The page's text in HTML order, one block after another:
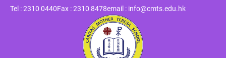
Tel : 2310 0440Fax : 2310 8478email : info@cmts.edu.hk